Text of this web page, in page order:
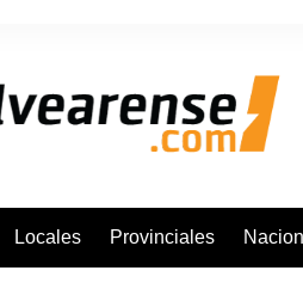
Locales Provinciales